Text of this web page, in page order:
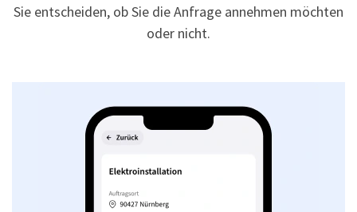
Sie entscheiden, ob Sie die Anfrage annehmen möchten
oder nicht.